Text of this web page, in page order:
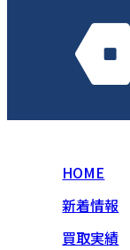
HOME
新着情報
買取実績